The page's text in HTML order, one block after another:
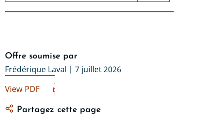
Offre soumise par
Frédérique Laval | 7 juillet 2026
View PDF
Partagez cette page